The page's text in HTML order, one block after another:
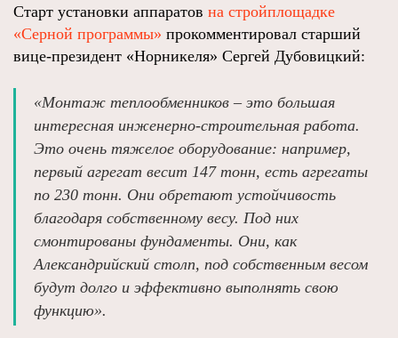
Старт установки аппаратов на стройплощадке
«Серной программы» прокомментировал старший
вице-президент «Норникеля» Сергей Дубовицкий:
«Монтаж теплообменников – это большая
интересная инженерно-строительная работа.
Это очень тяжелое оборудование: например,
первый агрегат весит 147 тонн, есть агрегаты
по 230 тонн. Они обретают устойчивость
благодаря собственному весу. Под них
смонтированы фундаменты. Они, как
Александрийский столп, под собственным весом
будут долго и эффективно выполнять свою
функцию».